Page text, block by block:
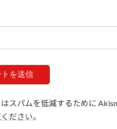
スパムを低減するために
ださい。